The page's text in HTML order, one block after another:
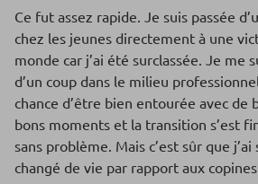
Ce fut assez rapide. Je suis passée
chez les jeunes directement à une
monde car j’ai été surclassée. Je me
d’un coup dans le milieu
chance d’être bien entourée avec de
bons moments et la transition s’est
sans problème. Mais c’est sûr que
changé de vie par rapport aux